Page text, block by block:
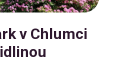
v Chlumci